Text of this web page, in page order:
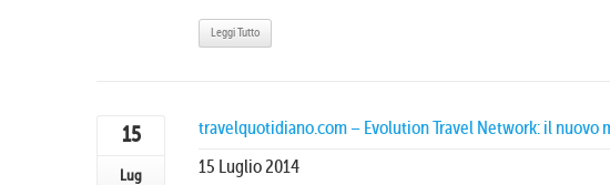
Leggi Tutto
15
Lug
travelquotidiano.com – Evolution Travel Network: il nuovo
15 Luglio 2014